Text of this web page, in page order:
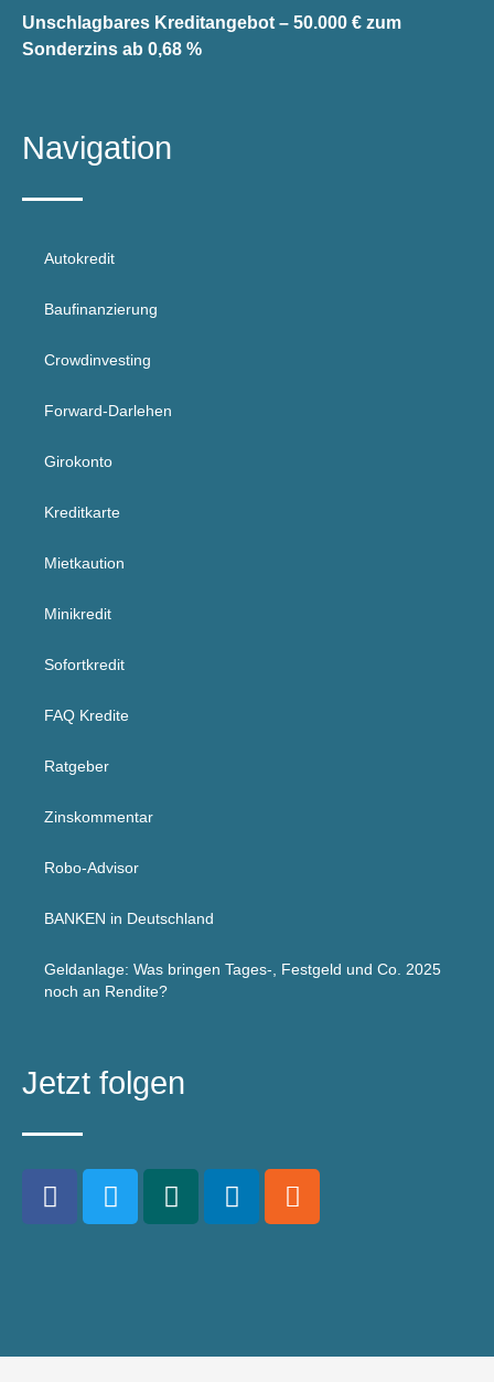
Unschlagbares Kreditangebot – 50.000 € zum
Sonderzins ab 0,68 %
Navigation
Autokredit
Baufinanzierung
Crowdinvesting
Forward-Darlehen
Girokonto
Kreditkarte
Mietkaution
Minikredit
Sofortkredit
FAQ Kredite
Ratgeber
Zinskommentar
Robo-Advisor
BANKEN in Deutschland
Geldanlage: Was bringen Tages-, Festgeld und Co. 2025
noch an Rendite?
Jetzt folgen